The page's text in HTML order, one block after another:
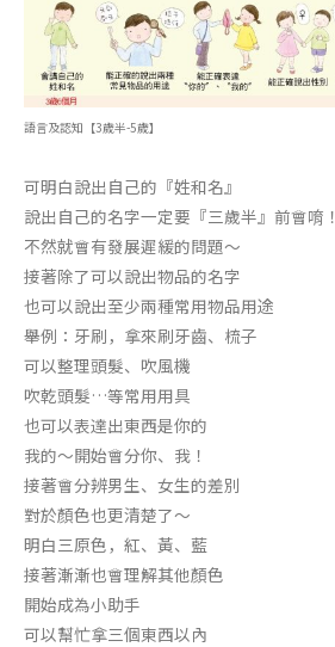
語言及認知【3歲半-5歲】
可明白說出自己的『姓和名』
說出自己的名字一定要『三歲半』前會唷！
不然就會有發展遲緩的問題～
接著除了可以說出物品的名字
也可以說出至少兩種常用物品用途
舉例：牙刷，拿來刷牙齒、 梳子
可以整理頭髮、吹風機
吹乾頭髮…等常用用具
也可以表達出東西是你的
我的～開始會分你、我！
接著會分辨男生、女生的差別
對於顏色也更清楚了～
明白三原色，紅、黃、藍
接著漸漸也會理解其他顏色
開始成為小助手
可以幫忙拿三個東西以內